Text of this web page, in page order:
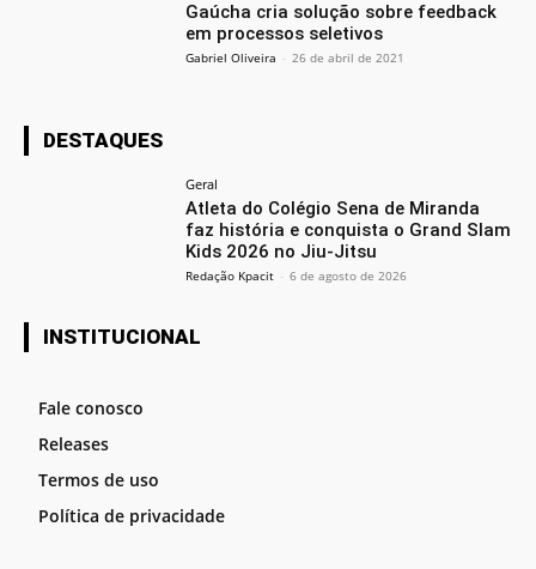
Gaúcha cria solução sobre feedback
em processos seletivos
Gabriel Oliveira - 26 de abril de 2021
DESTAQUES
Geral
Atleta do Colégio Sena de Miranda
faz história e conquista o Grand Slam
Kids 2026 no Jiu-Jitsu
Redação Kpacit - 6 de agosto de 2026
INSTITUCIONAL
Fale conosco
Releases
Termos de uso
Política de privacidade